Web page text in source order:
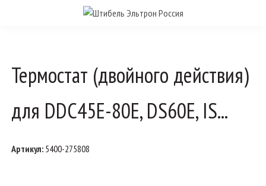
Термостат (двойного действия)
для DDC45E-80E, DS60E, IS...
Артикул: 5400-275808